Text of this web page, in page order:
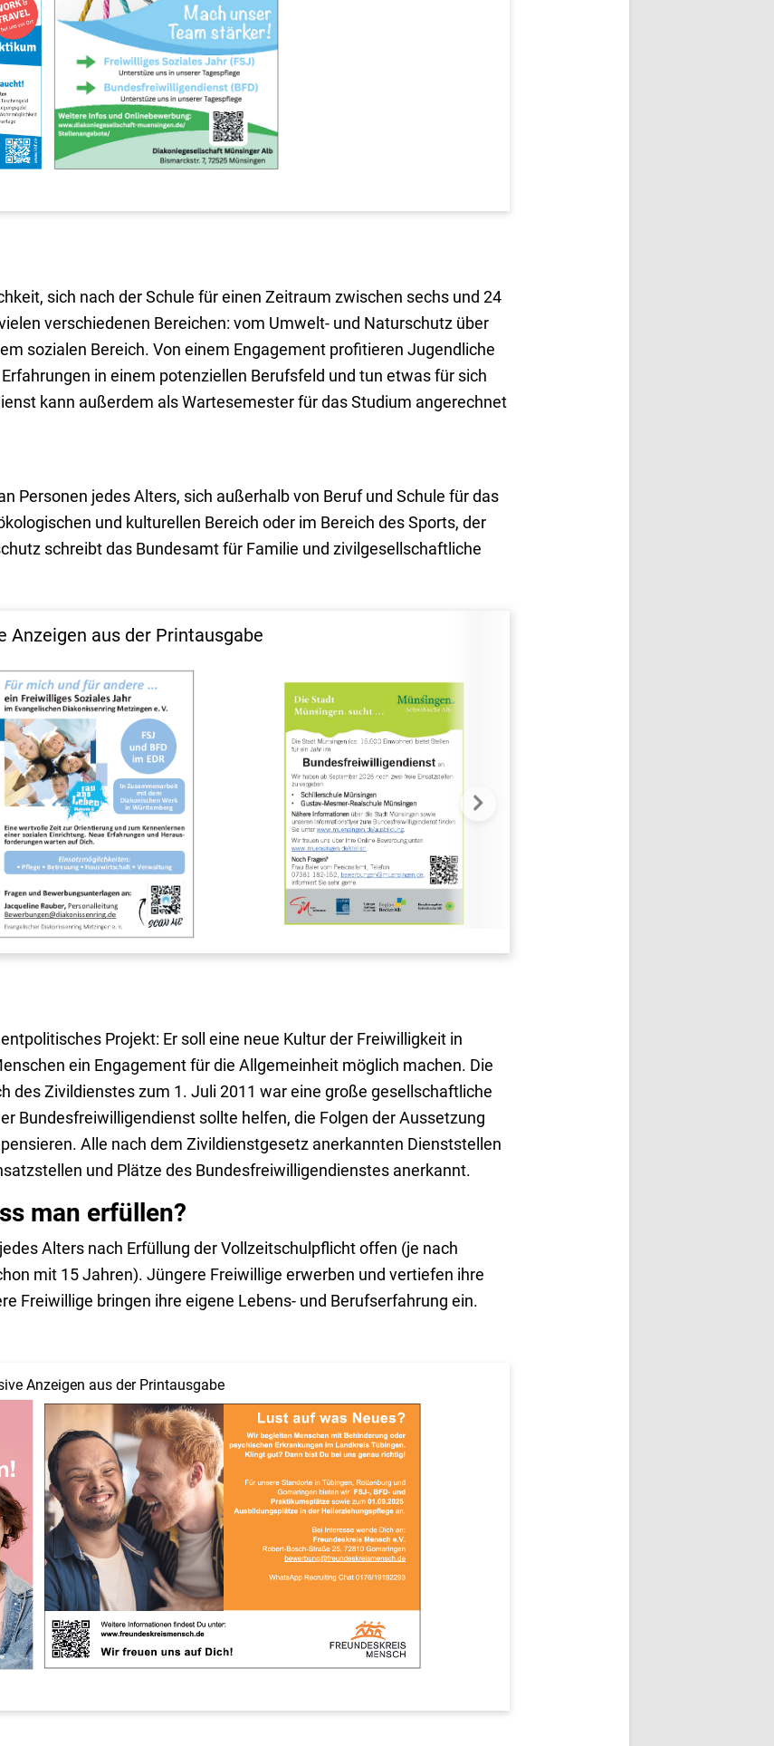
sich nach der Schule für einen Zeitraum zwischen sechs und 24
verschiedenen Bereichen: vom Umwelt- und Naturschutz über
sozialen Bereich. Von einem Engagement profitieren Jugendliche
in einem potenziellen Berufsfeld und tun etwas für sich
kann außerdem als Wartesemester für das Studium angerechnet
Personen jedes Alters, sich außerhalb von Beruf und Schule für das
und kulturellen Bereich oder im Bereich des Sports, der
schreibt das Bundesamt für Familie und zivilgesellschaftliche
Anzeigen aus der Printausgabe
Projekt: Er soll eine neue Kultur der Freiwilligkeit in
ein Engagement für die Allgemeinheit möglich machen. Die
des Zivildienstes zum 1. Juli 2011 war eine große gesellschaftliche
Bundesfreiwilligendienst sollte helfen, die Folgen der Aussetzung
Alle nach dem Zivildienstgesetz anerkannten Dienststellen
und Plätze des Bundesfreiwilligendienstes anerkannt.
man erfüllen?
Alters nach Erfüllung der Vollzeitschulpflicht offen (je nach
mit 15 Jahren). Jüngere Freiwillige erwerben und vertiefen ihre
Freiwillige bringen ihre eigene Lebens- und Berufserfahrung ein.
Anzeigen aus der Printausgabe